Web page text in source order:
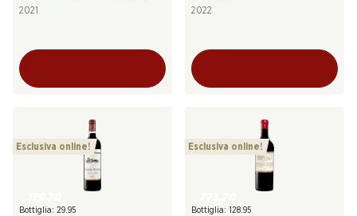
AOC
2021 2022
Esclusiva online!
Bottiglia: 29.95
Esclusiva online!
Bottiglia: 128.95